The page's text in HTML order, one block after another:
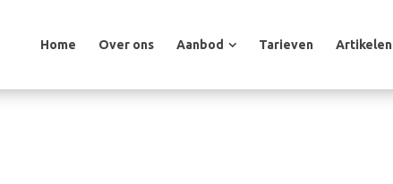
Home Over ons Aanbod Tarieven Artikelen